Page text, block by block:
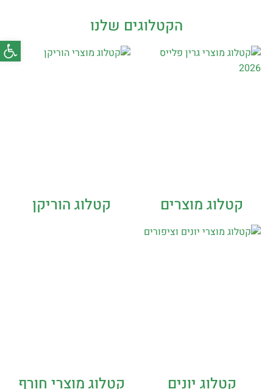
הקטלוגים שלנו
קטלוג מוצרים קטלוג הוריקן
קטלוג יונים קטלוג מוצרי חורף
פתח